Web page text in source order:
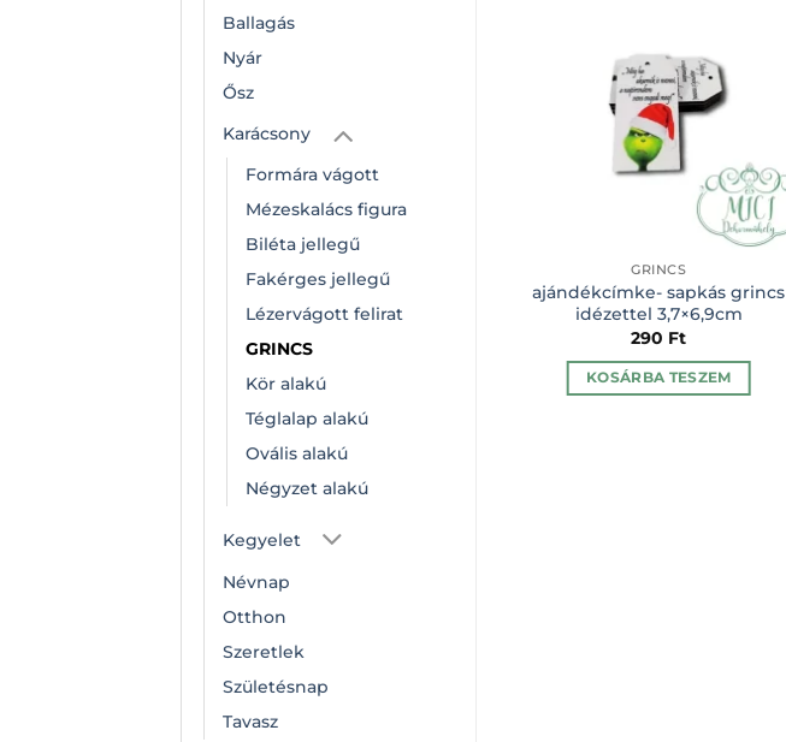
Ballagás
Nyár
Ősz
Karácsony
Formára vágott
Mézeskalács figura
Biléta jellegű
Fakérges jellegű
Lézervágott felirat
GRINCS
Kör alakú
Téglalap alakú
Ovális alakú
Négyzet alakú
Kegyelet
Névnap
Otthon
Szeretlek
Születésnap
Tavasz
GRINCS
ajándékcímke- sapkás grincs
idézettel 3,7×6,9cm
290 Ft
KOSÁRBA TESZEM